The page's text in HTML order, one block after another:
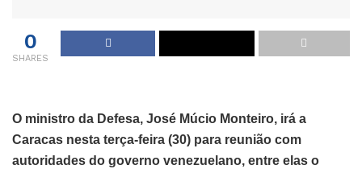
0
SHARES
O ministro da Defesa, José Múcio Monteiro, irá a
Caracas nesta terça-feira (30) para reunião com
autoridades do governo venezuelano, entre elas o